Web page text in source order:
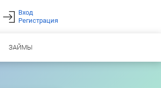
Вход
Регистрация
ЗАЙМЫ